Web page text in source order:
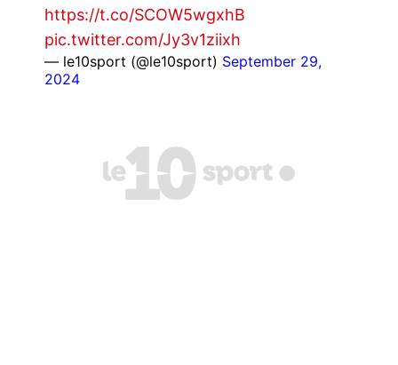
https://t.co/SCOW5wgxhB
pic.twitter.com/Jy3v1ziixh
— le10sport (@le10sport) September 29,
2024